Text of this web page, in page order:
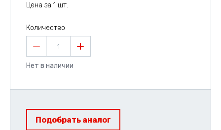
Цена за 1 шт.
Количество
1
Нет в наличии
Подобрать аналог